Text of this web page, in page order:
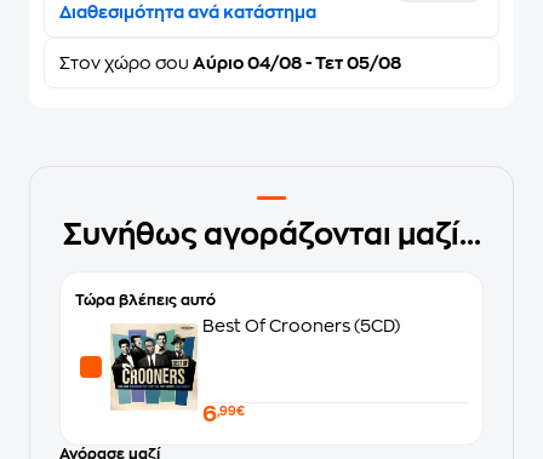
Διαθεσιμότητα ανά κατάστημα
Στον χώρο σου Αύριο 04/08 - Τετ 05/08
Συνήθως αγοράζονται μαζί...
Τώρα βλέπεις αυτό
Best Of Crooners (5CD)
6,99€
Αγόρασε μαζί